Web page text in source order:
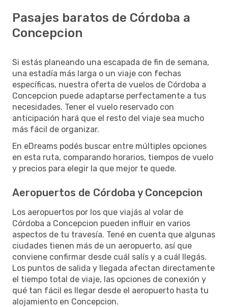
Pasajes baratos de Córdoba a
Concepcion
Si estás planeando una escapada de fin de semana,
una estadía más larga o un viaje con fechas
específicas, nuestra oferta de vuelos de Córdoba a
Concepcion puede adaptarse perfectamente a tus
necesidades. Tener el vuelo reservado con
anticipación hará que el resto del viaje sea mucho
más fácil de organizar.
En eDreams podés buscar entre múltiples opciones
en esta ruta, comparando horarios, tiempos de vuelo
y precios para elegir la que mejor te quede.
Aeropuertos de Córdoba y Concepcion
Los aeropuertos por los que viajás al volar de
Córdoba a Concepcion pueden influir en varios
aspectos de tu travesía. Tené en cuenta que algunas
ciudades tienen más de un aeropuerto, así que
conviene confirmar desde cuál salís y a cuál llegás.
Los puntos de salida y llegada afectan directamente
el tiempo total de viaje, las opciones de conexión y
qué tan fácil es llegar desde el aeropuerto hasta tu
alojamiento en Concepcion.